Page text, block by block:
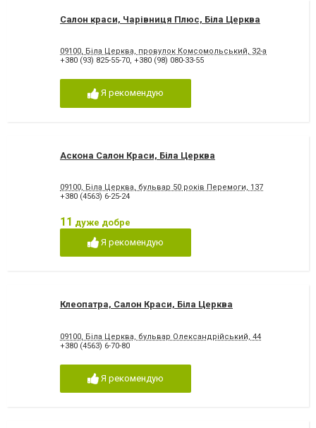
Салон краси, Чарівниця Плюс, Біла Церква
09100, Біла Церква, провулок Комсомольський, 32-а
+380 (93) 825-55-70, +380 (98) 080-33-55
Я рекомендую
Аскона Салон Краси, Біла Церква
09100, Біла Церква, бульвар 50 років Перемоги, 137
+380 (4563) 6-25-24
11 дуже добре
Я рекомендую
Клеопатра, Салон Краси, Біла Церква
09100, Біла Церква, бульвар Олександрійський, 44
+380 (4563) 6-70-80
Я рекомендую